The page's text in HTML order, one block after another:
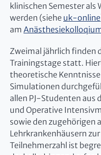
klinischen Semester
werden (siehe uk-online
am
Zweimal jährlich finden
Trainingstage statt.
theoretische
Simulationen
allen PJ-Studenten aus
und Operative
sowie den zugehörigen
Lehrkrankenhäusern
Teilnehmerzahl ist